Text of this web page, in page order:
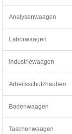
Analysenwaagen
Laborwaagen
Industriewaagen
Arbeitsschutzhauben
Bodenwaagen
Taschenwaagen